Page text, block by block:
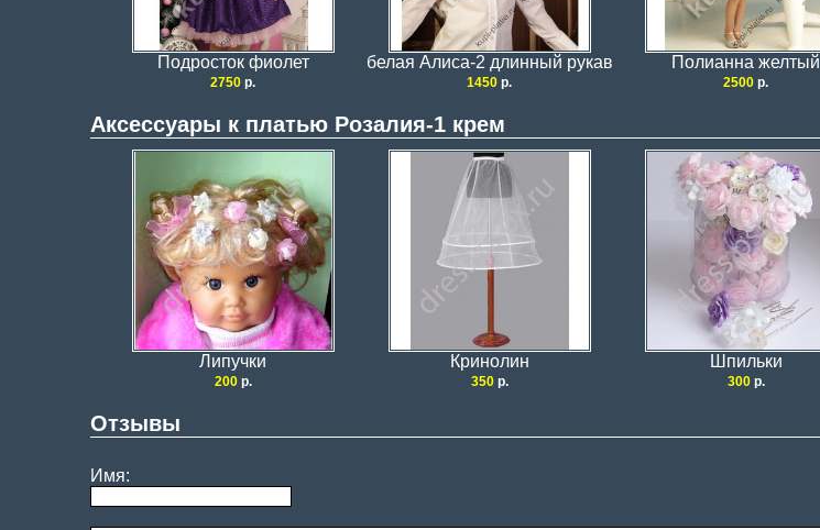
Подросток фиолет белая Алиса-2 длинный рукав Полианна желтый
2750 р. 1450 р. 2500 р.
Аксессуары к платью Розалия-1 крем
Липучки Кринолин Шпильки
200р. 350р. 300р.
Отзывы
Имя: